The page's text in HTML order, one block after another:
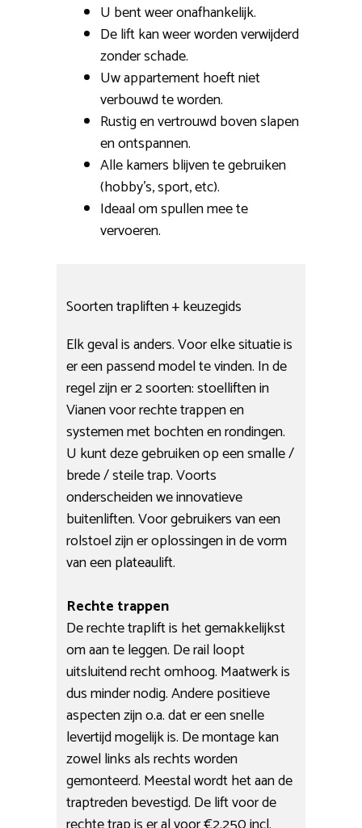
U bent weer onafhankelijk.
De lift kan weer worden verwijderd
zonder schade.
Uw appartement hoeft niet
verbouwd te worden.
Rustig en vertrouwd boven slapen
en ontspannen.
Alle kamers blijven te gebruiken
(hobby’s, sport, etc).
Ideaal om spullen mee te
vervoeren.
Soorten trapliften + keuzegids
Elk geval is anders. Voor elke situatie is
er een passend model te vinden. In de
regel zijn er 2 soorten: stoelliften in
Vianen voor rechte trappen en
systemen met bochten en rondingen.
U kunt deze gebruiken op een smalle /
brede / steile trap. Voorts
onderscheiden we innovatieve
buitenliften. Voor gebruikers van een
rolstoel zijn er oplossingen in de vorm
van een plateaulift.
Rechte trappen
De rechte traplift is het gemakkelijkst
om aan te leggen. De rail loopt
uitsluitend recht omhoog. Maatwerk is
dus minder nodig. Andere positieve
aspecten zijn o.a. dat er een snelle
levertijd mogelijk is. De montage kan
zowel links als rechts worden
gemonteerd. Meestal wordt het aan de
traptreden bevestigd. De lift voor de